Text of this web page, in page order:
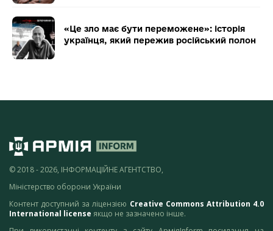
«Це зло має бути переможене»: історія
українця, який пережив російський полон
© 2018 - 2026, ІНФОРМАЦІЙНЕ АГЕНТСТВО,
Міністерство оборони України
Контент доступний за ліцензією Creative Commons Attribution 4.0
International license якщо не зазначено інше.